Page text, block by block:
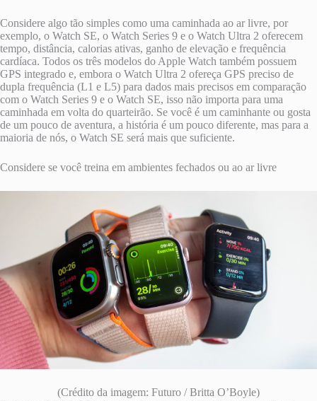
Considere algo tão simples como uma caminhada ao ar livre, por
exemplo, o Watch SE, o Watch Series 9 e o Watch Ultra 2 oferecem
tempo, distância, calorias ativas, ganho de elevação e frequência
cardíaca. Todos os três modelos do Apple Watch também possuem
GPS integrado e, embora o Watch Ultra 2 ofereça GPS preciso de
dupla frequência (L1 e L5) para dados mais precisos em comparação
com o Watch Series 9 e o Watch SE, isso não importa para uma
caminhada em volta do quarteirão. Se você é um caminhante ou gosta
de um pouco de aventura, a história é um pouco diferente, mas para a
maioria de nós, o Watch SE será mais que suficiente.
Considere se você treina em ambientes fechados ou ao ar livre
(Crédito da imagem: Futuro / Britta O’Boyle)